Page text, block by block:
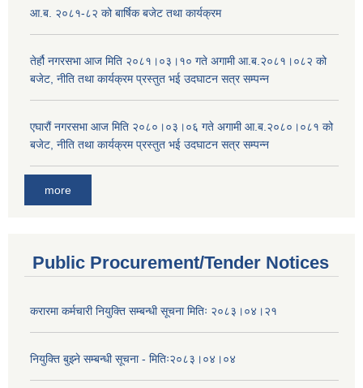
आ.ब. २०८१-८२ को बार्षिक बजेट तथा कार्यक्रम
तेर्हौ नगरसभा आज मिति २०८१।०३।१० गते अगामी आ.ब.२०८१।०८२ को
बजेट, नीति तथा कार्यक्रम प्रस्तुत भई उदघाटन सत्र सम्पन्न
एघारौं नगरसभा आज मिति २०८०।०३।०६ गते अगामी आ.ब.२०८०।०८१ को
बजेट, नीति तथा कार्यक्रम प्रस्तुत भई उदघाटन सत्र सम्पन्न
more
Public Procurement/Tender Notices
करारमा कर्मचारी नियुक्ति सम्बन्धी सूचना मितिः २०८३।०४।२१
नियुक्ति बुझ्ने सम्बन्धी सूचना - मितिः२०८३।०४।०४